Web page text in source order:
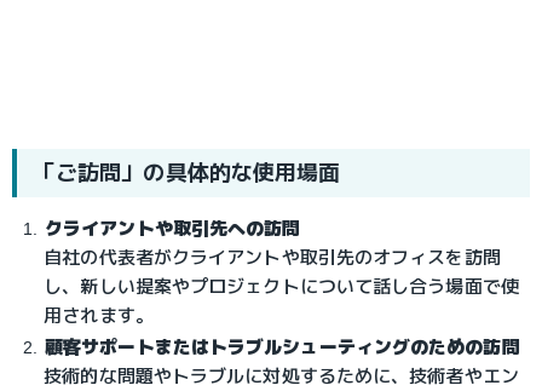
「ご訪問」の具体的な使用場面
クライアントや取引先への訪問
自社の代表者がクライアントや取引先のオフィスを訪問
し、新しい提案やプロジェクトについて話し合う場面で使
用されます。
顧客サポートまたはトラブルシューティングのための訪問
技術的な問題やトラブルに対処するために、技術者やエン